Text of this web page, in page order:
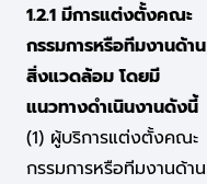
1.2.1 มีการแต่งตั้งคณะ
กรรมการหรือทีมงานด้าน
สิ่งแวดล้อม โดยมี
แนวทางดำเนินงานดังนี้
(1) ผู้บริการแต่งตั้งคณะ
กรรมการหรือทีมงานด้าน